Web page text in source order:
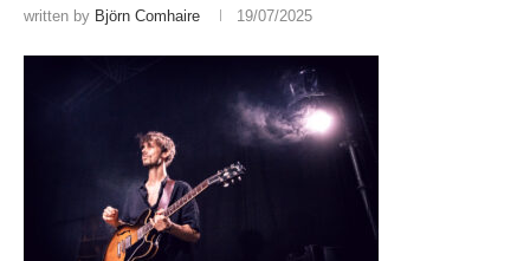
written by Björn Comhaire 19/07/2025